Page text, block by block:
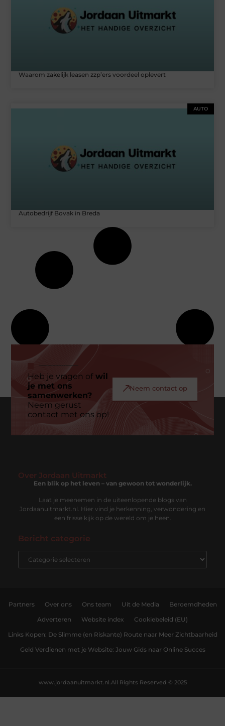
Waarom zakelijk leasen zzp’ers voordeel oplevert
AUTO
Autobedrijf Bovak in Breda
Heb je vragen ofwil
je met ons
samenwerken?
Neem gerust
contact met ons op!
Neem contact op
Over Jordaan Uitmarkt
Een blik op het leven – van gewoon tot wonderlijk.
Laat je meenemen in de uiteenlopende blogs van
Jordaanuitmarkt.nl. Hier vind je herkenning, verwondering en
een frisse kijk op de wereld om je heen.
Bericht categorie
Partners Over ons Ons team Uit de Media Beroemdheden
Adverteren Website index Cookiebeleid (EU)
Links Kopen: De Slimme (en Riskante) Route naar Meer Zichtbaarheid
Geld Verdienen met je Website: Jouw Gids naar Online Succes
All Rights Reserved © 2025
www.jordaanuitmarkt.nl.